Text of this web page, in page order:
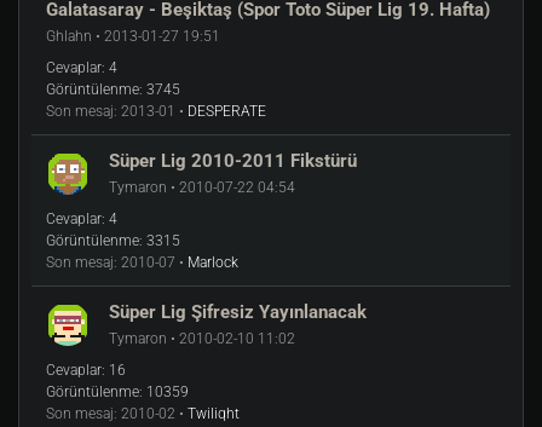
Galatasaray - Beşiktaş (Spor Toto Süper Lig 19. Hafta)
Ghlahn • 2013-01-27 19:51
Cevaplar: 4
Görüntülenme: 3745
Son mesaj: 2013-01 • DESPERATE
Süper Lig 2010-2011 Fikstürü
Tymaron • 2010-07-22 04:54
Cevaplar: 4
Görüntülenme: 3315
Son mesaj: 2010-07 • Marlock
Süper Lig Şifresiz Yayınlanacak
Tymaron • 2010-02-10 11:02
Cevaplar: 16
Görüntülenme: 10359
Son mesaj: 2010-02 • Twiliqht